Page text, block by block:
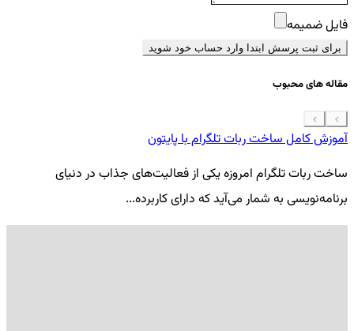
فایل ضمیمه
برای ثبت پرسش ابتدا وارد حساب خود شوید
مقاله های محبوب
آموزش کامل ساخت ربات تلگرام با پایتون
ساخت ربات تلگرام امروزه یکی از فعالیت‌های جذاب در دنیای
برنامه‌نویسی به شمار می‌آید که دارای کاربرده...